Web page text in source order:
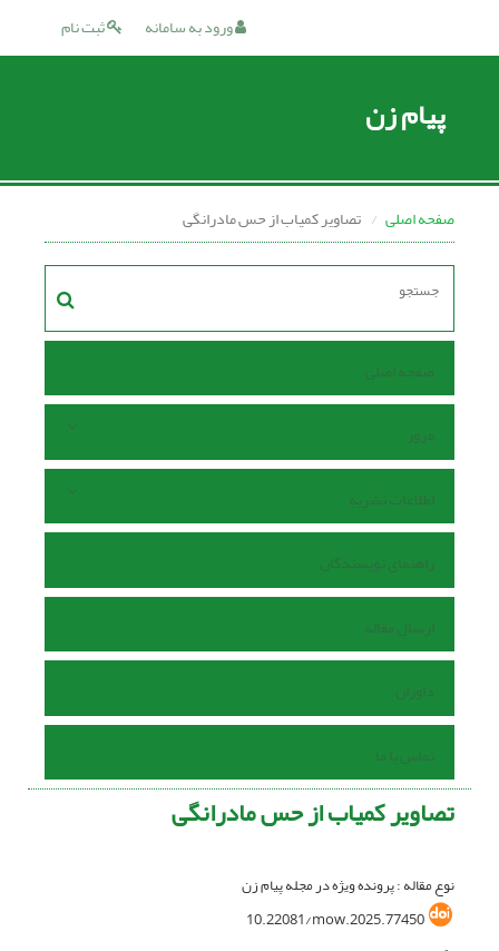
ثبت نام ورود به سامانه
پیام زن
صفحه اصلی تصاویر کمیاب از حس مادرانگی
صفحه اصلی
مرور
اطلاعات نشریه
راهنمای نویسندگان
ارسال مقاله
داوران
تماس با ما
تصاویر کمیاب از حس مادرانگی
نوع مقاله : پرونده ویژه در مجله پیام زن
10.22081/mow.2025.77450